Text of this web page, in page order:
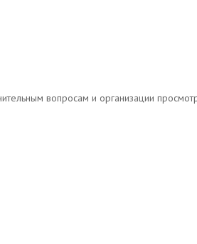
вопросам и организации